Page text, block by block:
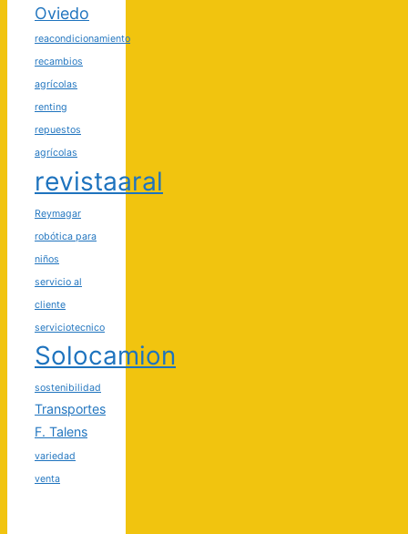
Oviedo
reacondicionamiento
recambios
agrícolas
renting
repuestos
agrícolas
revistaaral
Reymagar
robótica para
niños
servicio al
cliente
serviciotecnico
Solocamion
sostenibilidad
Transportes
F. Talens
variedad
venta